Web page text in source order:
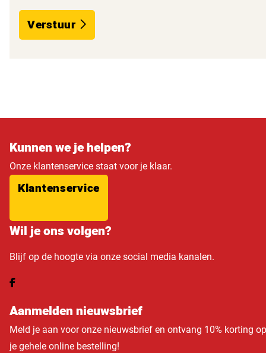
Verstuur
Kunnen we je helpen?
Onze klantenservice staat voor je klaar.
Klantenservice
Wil je ons volgen?
Blijf op de hoogte via onze social media kanalen.
Aanmelden nieuwsbrief
Meld je aan voor onze nieuwsbrief en ontvang 10% korting op
je gehele online bestelling!